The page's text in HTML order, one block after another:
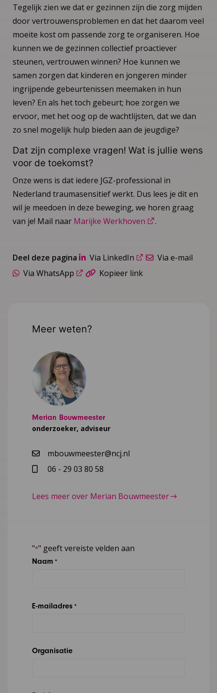
Tegelijk zien we dat er gezinnen zijn die zorg mijden
door vertrouwensproblemen en dat het daarom veel
moeite kost om passende zorg te organiseren. Hoe
kunnen we de gezinnen collectief proactiever
steunen, vertrouwen winnen? Hoe kunnen we
samen zorgen dat kinderen en jongeren minder
ingrijpende gebeurtenissen meemaken in hun
leven? En als het toch gebeurt; hoe zorgen we
ervoor, met het oog op de wachtlijsten, dat we dan
zo snel mogelijk hulp bieden aan de jeugdige?
Dat zijn complexe vragen! Wat is jullie wens
voor de toekomst?
Onze wens is dat iedere JGZ-professional in
Nederland traumasensitief werkt. Dus lees je dit en
wil je meedoen in deze beweging, we horen graag
van je! Mail naar Marijke Werkhoven .
Deel deze pagina Via LinkedIn
Via e-mail
Via WhatsApp
Kopieer link
Meer weten?
Merian Bouwmeester
onderzoeker, adviseur
mbouwmeester@ncj.nl
06 - 29 03 80 58
Lees meer over Merian Bouwmeester
"*" geeft vereiste velden aan
Naam *
E-mailadres *
Organisatie